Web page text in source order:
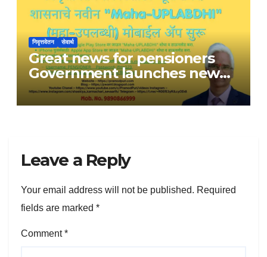
निवृत्तवेतन सेवार्थ
Great news for pensioners
Government launches new
Maha-UPLABDHI mobile app
Leave a Reply
Your email address will not be published. Required
fields are marked *
Comment*